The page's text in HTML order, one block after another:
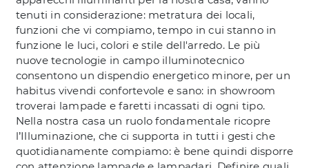
tenuti in considerazione: metratura dei locali,
funzioni che vi compiamo, tempo in cui stanno in
funzione le luci, colori e stile dell'arredo. Le più
nuove tecnologie in campo illuminotecnico
consentono un dispendio energetico minore, per un
habitus vivendi confortevole e sano: in showroom
troverai lampade e faretti incassati di ogni tipo.
Nella nostra casa un ruolo fondamentale ricopre
l’Illuminazione, che ci supporta in tutti i gesti che
quotidianamente compiamo: è bene quindi disporre